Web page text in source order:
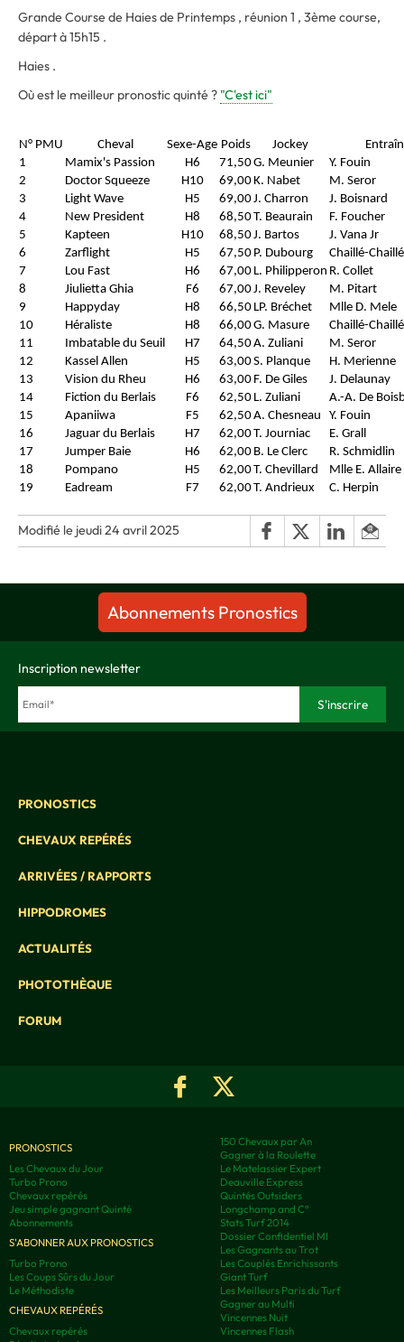
Grande Course de Haies de Printemps , réunion 1 , 3ème course,
départ à 15h15 .
Haies .
Où est le meilleur pronostic quinté ? "C'est ici"
N° PMU Cheval Sexe-Age Poids Jockey
1
Mamix's Passion H6 71,50G. Meunier
Y. Fouin
2
Doctor Squeeze H10 69,00K. Nabet
M. Seror
3
Light Wave H5 69,00J. Charron
J. Boisnard
4
New President H8 68,50T. Beaurain
F. Foucher
5
Kapteen H10 68,50J. Bartos
J. Vana Jr
6
Zarflight H5 67,50 P. Dubourg
Chaillé-
7
Lou Fast H6 67,00 L. Philipperon R. Collet
8
Jiulietta Ghia F6 67,00J. Reveley
M. Pitart
9
Happyday H8 66,50 LP. Bréchet
Mlle D. Mele
10
Héraliste H8 66,00G. Masure
Chaillé-
11
Imbatable du Seuil H7 64,50A. Zuliani
M. Seror
12
Kassel Allen H5 63,00S. Planque
H. Merienne
13
Vision du Rheu H6 63,00 F. De Giles
J. Delaunay
14
Fiction du Berlais F6 62,50 L. Zuliani
A.-A. De
15
Apaniiwa F5 62,50A. Chesneau
Y. Fouin
16
Jaguar du Berlais H7 62,00T. Journiac
E. Grall
17
Jumper Baie H6 62,00 B. Le Clerc
R. Schmidlin
18
Pompano H5 62,00T. Chevillard
Mlle E. Allaire
19
Eadream F7 62,00T. Andrieux C. Herpin
Modifié le jeudi 24 avril 2025
Abonnements Pronostics
Inscription newsletter
PRONOSTICS
CHEVAUX REPÉRÉS
ARRIVÉES / RAPPORTS
HIPPODROMES
ACTUALITÉS
PHOTOTHÈQUE
FORUM
PRONOSTICS
Les Chevaux du Jour
Turbo Prono
Chevaux repérés
Jeu simple gagnant Quinté
Abonnements
S'ABONNER AUX PRONOSTICS
Turbo Prono
Les Coups Sûrs du Jour
Le Méthodiste
CHEVAUX REPÉRÉS
Chevaux repérés
150 Chevaux par An
Gagner à la Roulette
Le Matelassier Expert
Deauville Express
Quintés Outsiders
Longchamp and C°
Stats Turf 2014
Dossier Confidentiel MI
Les Gagnants au Trot
Les Couplés Enrichissants
Giant Turf
Les Meilleurs Paris du Turf
Gagner au Multi
Vincennes Nuit
Vincennes Flash